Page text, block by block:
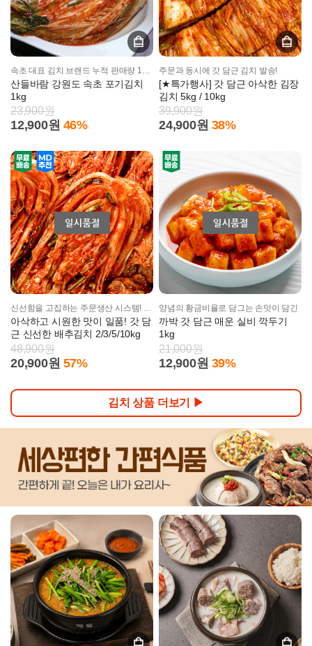
속초 대표 김치 브랜드 누적 판매량 100만개!
산들바람 강원도 속초 포기김치
1kg
23,900원
12,900원 46%
주문과 동시에 갓 담근 김치 발송!
[★특가행사] 갓 담근 아삭한 김장
김치 5kg / 10kg
39,900원
24,900원 38%
신선함을 고집하는 주문생산 시스템! 출고 당일 작업
아삭하고 시원한 맛이 일품! 갓 담
근 신선한 배추김치 2/3/5/10kg
48,900원
20,900원 57%
양념의 황금비율로 담그는 손맛이 담긴
까박 갓 담근 매운 실비 깍두기
1kg
21,000원
12,900원 39%
김치 상품 더보기 ▶